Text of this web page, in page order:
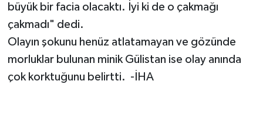
büyük bir facia olacaktı. İyi ki de o çakmağı
çakmadı" dedi.
Olayın şokunu henüz atlatamayan ve gözünde
morluklar bulunan minik Gülistan ise olay anında
çok korktuğunu belirtti. -İHA